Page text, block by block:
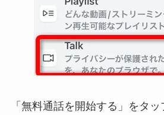
「無料通話を開始する」をタ